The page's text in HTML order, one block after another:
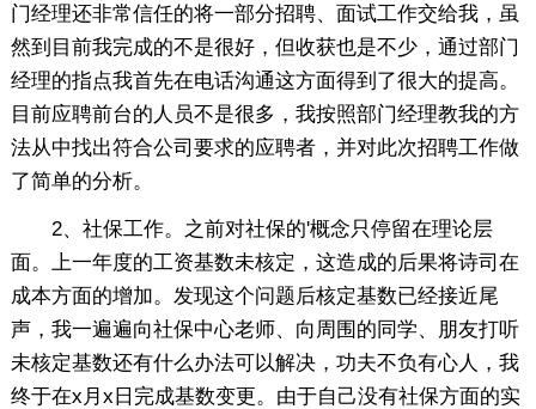
门经理还非常信任的将一部分招聘、面试工作交给我，虽
然到目前我完成的不是很好，但收获也是不少，通过部门
经理的指点我首先在电话沟通这方面得到了很大的提高。
目前应聘前台的人员不是很多，我按照部门经理教我的方
法从中找出符合公司要求的应聘者，并对此次招聘工作做
了简单的分析。
2、社保工作。之前对社保的'概念只停留在理论层
面。上一年度的工资基数未核定，这造成的后果将诗司在
成本方面的增加。发现这个问题后核定基数已经接近尾
声，我一遍遍向社保中心老师、向周围的同学、朋友打听
未核定基数还有什么办法可以解决，功夫不负有心人，我
终于在x月x日完成基数变更。由于自己没有社保方面的实